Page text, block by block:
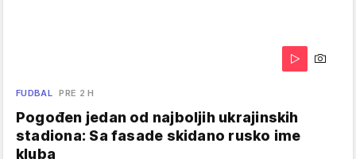
FUDBAL PRE 2 H
Pogođen jedan od najboljih ukrajinskih
stadiona: Sa fasade skidano rusko ime
kluba